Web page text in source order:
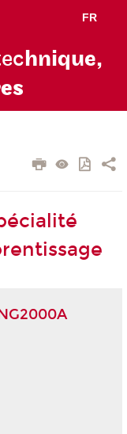
FR
hnique,